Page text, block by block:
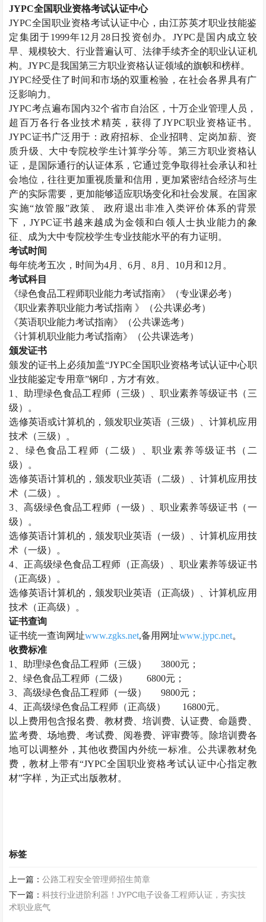
JYPC全国职业资格考试认证中心
JYPC全国职业资格考试认证中心，由江苏英才职业技能鉴
定集团于1999年12月28日投资创办。JYPC是国内成立较
早、规模较大、行业普遍认可、法律手续齐全的职业认证机
构。JYPC是我国第三方职业资格认证领域的旗帜和榜样。
JYPC经受住了时间和市场的双重检验，在社会各界具有广
泛影响力。
JYPC考点遍布国内32个省市自治区，十万企业管理人员，
超百万各行各业技术精英，获得了JYPC职业资格证书。
JYPC证书广泛用于：政府招标、企业招聘、定岗加薪、资
质升级、大中专院校学生计算学分等。第三方职业资格认
证，是国际通行的认证体系，它通过竞争取得社会承认和社
会地位，往往更加重视质量和信用，更加紧密结合经济与生
产的实际需要，更加能够适应职场变化和社会发展。在国家
实施“放管服”政策、 政府退出非准入类评价体系的背景
下，JYPC证书越来越成为金领和白领人士执业能力的象
征、成为大中专院校学生专业技能水平的有力证明。
考试时间
每年统考五次，时间为4月、6月、8月、10月和12月。
考试科目
《绿色食品工程师职业能力考试指南》（专业课必考）
《职业素养职业能力考试指南 》（公共课必考）
《英语职业能力考试指南》（公共课选考）
《计算机职业能力考试指南》（公共课选考）
颁发证书
颁发的证书上必须加盖“JYPC全国职业资格考试认证中心职
业技能鉴定专用章”钢印，方才有效。
1、助理绿色食品工程师 （三级）、职业素养等级证书（三
级）。
选修英语或计算机的，颁发职业英语（三级）、计算机应用
技术（三级）。
2、绿色食品工程师 （二级）、职业素养等级证书（二
级）。
选修英语计算机的，颁发职业英语（二级）、计算机应用技
术（二级）。
3、高级绿色食品工程师 （一级）、职业素养等级证书（一
级）。
选修英语计算机的，颁发职业英语（一级）、计算机应用技
术（一级）。
4、正高级绿色食品工程师 （正高级）、职业素养等级证书
（正高级）。
选修英语计算机的，颁发职业英语（正高级）、计算机应用
技术（正高级）。
证书查询
证书统一查询网址www.zgks.net,备用网址www.jypc.net。
收费标准
1、助理绿色食品工程师 （三级）
3800元；
2、绿色食品工程师 （二级）
6800元；
3、高级绿色食品工程师 （一级）
9800元；
4、正高级绿色食品工程师 （正高级）
16800元。
以上费用包含报名费、教材费、培训费、认证费、命题费、
监考费、场地费、考试费、阅卷费、评审费等。除培训费各
地可以调整外，其他收费国内外统一标准。公共课教材免
费，教材上带有“JYPC全国职业资格考试认证中心指定教
材”字样，为正式出版教材。
标签
上一篇：公路工程安全管理师招生简章
下一篇：科技行业进阶利器！JYPC电子设备工程师认证，夯实技
术职业底气